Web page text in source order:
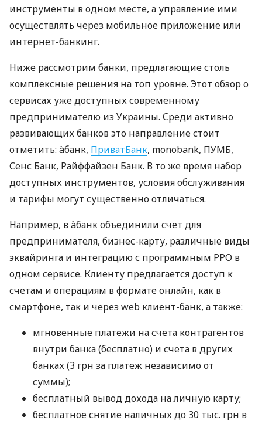
инструменты в одном месте, а управление ими
осуществлять через мобильное приложение или
интернет-банкинг.
Ниже рассмотрим банки, предлагающие столь
комплексные решения на топ уровне. Этот обзор о
сервисах уже доступных современному
предпринимателю из Украины. Среди активно
развивающих банков это направление стоит
отметить: àбанк, ПриватБанк, monobank, ПУМБ,
Сенс Банк, Райффайзен Банк. В то же время набор
доступных инструментов, условия обслуживания
и тарифы могут существенно отличаться.
Например, в àбанк объединили счет для
предпринимателя, бизнес-карту, различные виды
эквайринга и интеграцию с программным РРО в
одном сервисе. Клиенту предлагается доступ к
счетам и операциям в формате онлайн, как в
смартфоне, так и через web клиент-банк, а также:
мгновенные платежи на счета контрагентов
внутри банка (бесплатно) и счета в других
банках (3 грн за платеж независимо от
суммы);
бесплатный вывод дохода на личную карту;
бесплатное снятие наличных до 30 тыс. грн в